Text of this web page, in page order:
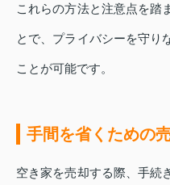
これらの方法と注意点を踏
とで、プライバシーを守り
ことが可能です。
手間を省くための
空き家を売却する際、手続